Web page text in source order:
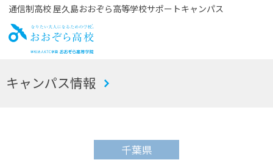
通信制高校 屋久島おおぞら高等学校サポートキャンパス
お
キャンパス情報
千葉県